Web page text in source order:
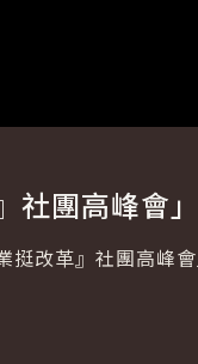
團高峰會」
改革』社團高峰